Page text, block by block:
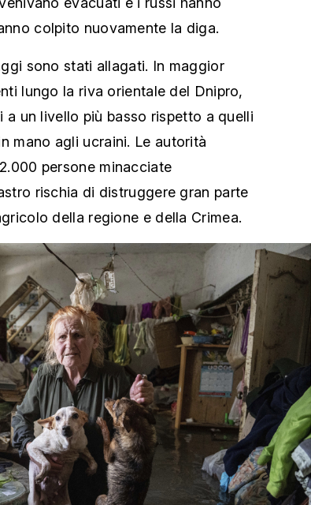
colpito nuovamente la diga.
sono stati allagati. In maggior
lungo la riva orientale del Dnipro,
un livello più basso rispetto a quelli
mano agli ucraini. Le autorità
persone minacciate
rischia di distruggere gran parte
della regione e della Crimea.